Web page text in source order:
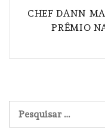
CHEF DANN
PRÊMIO